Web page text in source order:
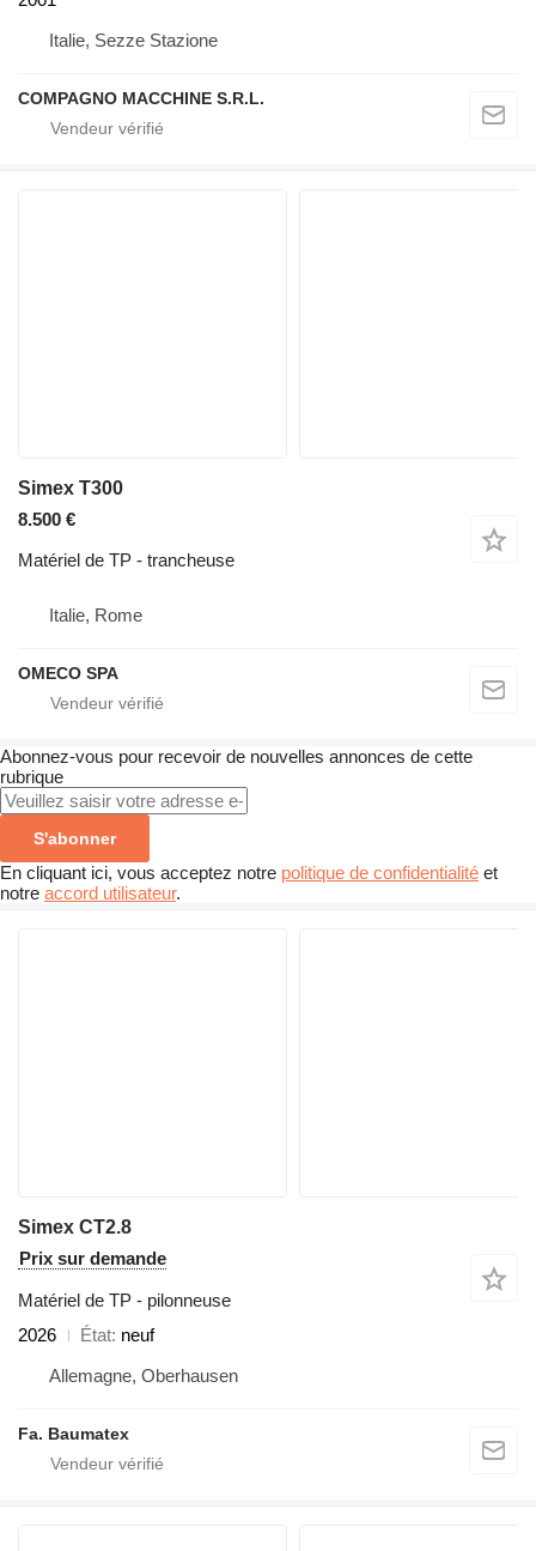
Italie, Sezze Stazione
COMPAGNO MACCHINE S.R.L.
Simex T300
8.500 €
Matériel de TP - trancheuse
Italie, Rome
OMECO SPA
Abonnez-vous pour recevoir de nouvelles annonces de cette
rubrique
S'abonner
En cliquant ici, vous acceptez notre politique de confidentialité et
notre accord utilisateur.
Simex CT2.8
Prix sur demande
Matériel de TP - pilonneuse
2026
État neuf
Allemagne, Oberhausen
Fa. Baumatex